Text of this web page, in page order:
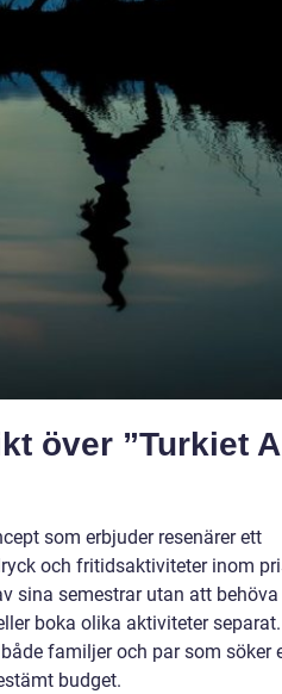
över ”Turkiet
som erbjuder resenärer ett
och fritidsaktiviteter inom
sina semestrar utan att
boka olika aktiviteter
familjer och par som söker
budget.